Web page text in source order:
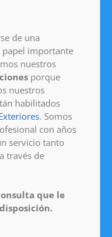
de una
papel importante
nuestros
porque
nuestros
habilitados
. Somos
con años
servicio tanto
través de
que le